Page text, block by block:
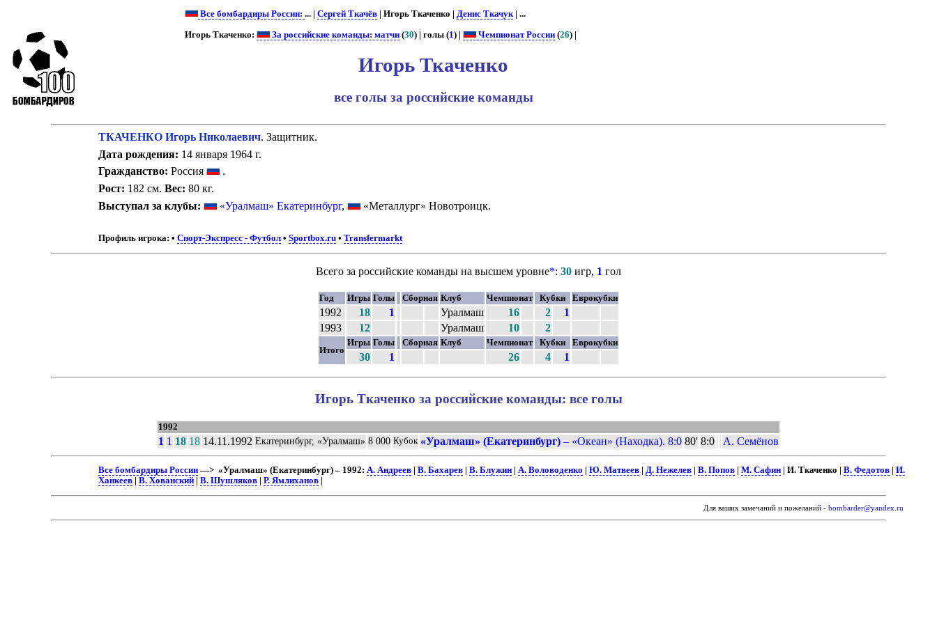
Все бомбардиры России:... |Сергей Ткачёв | Игорь Ткаченко |Денис Ткачук| ...
Игорь Ткаченко: За российские команды: матчи (30) | голы (1) | Чемпионат России (26) |
Игорь Ткаченко
все голы за российские команды
ТКАЧЕНКО Игорь Николаевич. Защитник.
Дата рождения: 14 января 1964 г.
Гражданство: Россия
.
Рост: 182 см. Вес: 80 кг.
Выступал за клубы:
«Уралмаш» Екатеринбург, «Металлург» Новотроицк.
Профиль игрока: • Спорт-Экспресс - Футбол• Sportbox.ru• Transfermarkt
Всего за российские команды на высшем уровне*: 30 игр, 1 гол
Год Игры Голы Сборная Клуб Чемпионат Кубки Еврокубки
1992 18 1 Уралмаш 16 2
1
1993
12 Уралмаш 10 2
Итого
Игры Голы Сборная Клуб Чемпионат Кубки Еврокубки
30 1 26 4 1
Игорь Ткаченко за российские команды: все голы
1992
1 1 18 18 14.11.1992 Екатеринбург, «Уралмаш» 8 000 Кубок «Уралмаш» (Екатеринбург) – «Океан» (Находка). 8:0 80' 8:0 А. Семёнов
Все бомбардиры России—> «Уралмаш» (Екатеринбург) – 1992: А. Андреев| В. Бахарев| В. Блужин| А. Воловоденко Ю. Матвеев| Д. Нежелев| В. Попов| М. Сафин| И. Ткаченко | В. Федотов| И.
Ханкеев| В. Хованский| В. Шушляков| Р. Ямлиханов|
Для ваших замечаний и пожеланий - bombarder@yandex.ru